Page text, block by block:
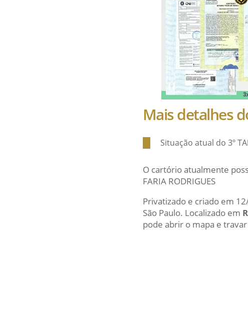
Mais detalhes
Situação atual do 3º
O cartório atualmente
FARIA RODRIGUES
Privatizado e criado em
São Paulo. Localizado em
pode abrir o mapa e